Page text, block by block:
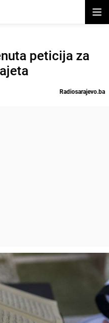
peticija za
Radiosarajevo.ba